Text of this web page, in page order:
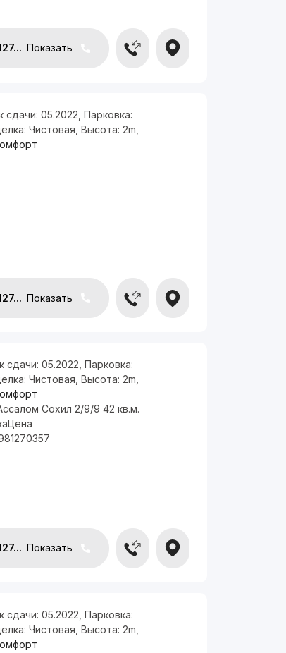
Показать
сдачи: 05.2022 Парковка:
Чистовая Высота: 2m
Показать
сдачи: 05.2022 Парковка:
Чистовая Высота: 2m
Сохил 2/9/9 42 кв.м.
Показать
сдачи: 05.2022 Парковка:
Чистовая Высота: 2m